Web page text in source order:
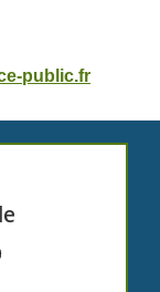
public.fr